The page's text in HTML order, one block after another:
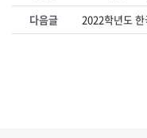
다음글
2022학년도